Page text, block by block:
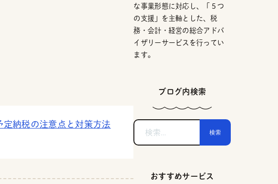
納税の注意点と対策方法
な事業形態に対応し、「５つ
の支援」を主軸とした、税
務・会計・経営の総合アドバ
イザリーサービスを行ってい
ます。
ブログ内検索
検
索:
おすすめサービス